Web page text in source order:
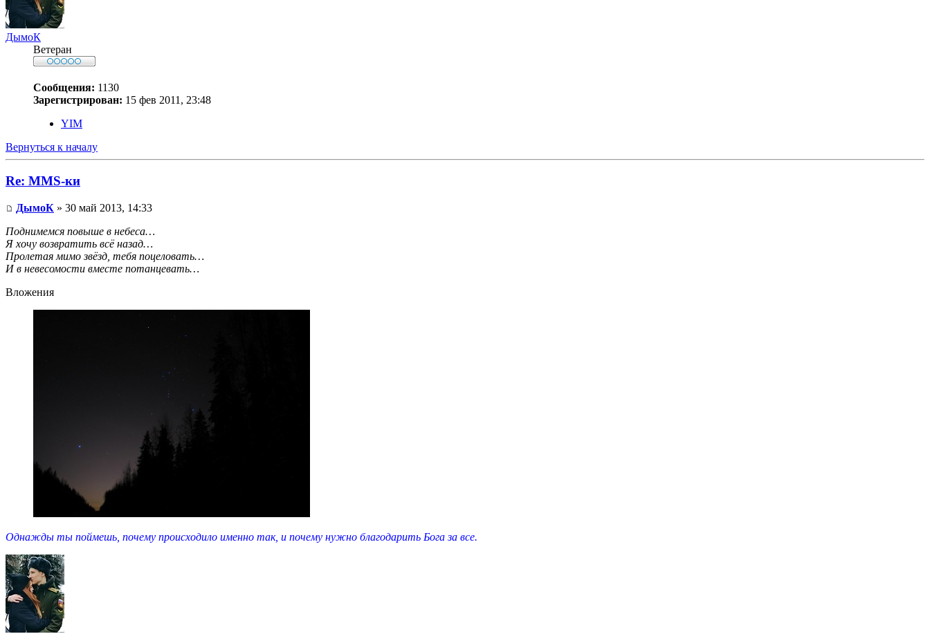
ДымоК
Ветеран
Сообщения: 1130
Зарегистрирован: 15 фев 2011, 23:48
YIM
Вернуться к началу
Re: MMS-ки
ДымоК » 30 май 2013, 14:33
Поднимемся повыше в небеса…
Я хочу возвратить всё назад…
Пролетая мимо звёзд, тебя поцеловать…
И в невесомости вместе потанцевать…
Вложения
Однажды ты поймешь, почему происходило именно так, и почему нужно благодарить Бога за все.